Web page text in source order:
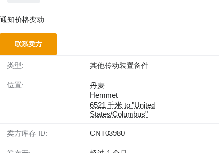
通知价格变动
联系卖方
类型: 其他传动装置备件
位置:
丹麦
Hemmet
6521 千米 to "United
States/Columbus"
卖方库存 ID: CNT03980